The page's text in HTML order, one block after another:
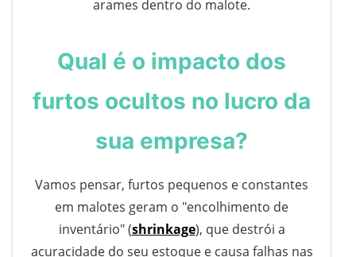
arames dentro do malote.
Qual é o impacto dos
furtos ocultos no lucro da
sua empresa?
Vamos pensar, furtos pequenos e constantes
em malotes geram o "encolhimento de
inventário" (shrinkage), que destrói a
acuracidade do seu estoque e causa falhas nas